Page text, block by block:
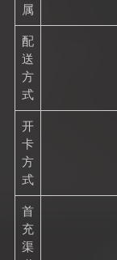
属
配
送
方
式
开
卡
方
式
首
充
渠